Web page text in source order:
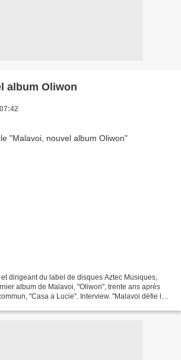
album Oliwon
dirigeant du label de disques Aztec Musiques,
album de Malavoi, "Oliwon", trente ans après
"Casa a Lucie". Interview. "Malavoi défie le